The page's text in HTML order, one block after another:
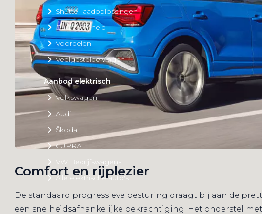
Shuttel laadoplossingen
Duurzaamheid
Voordelen
Veelgestelde vragen
Aanbod elektrisch
Volkswagen
Audi
Škoda
CUPRA
VW Bedrijfswagens
Alle elektrische auto's
Comfort en rijplezier
De standaard progressieve besturing draagt bij aan de
een snelheidsafhankelijke bekrachtiging. Het onderstel